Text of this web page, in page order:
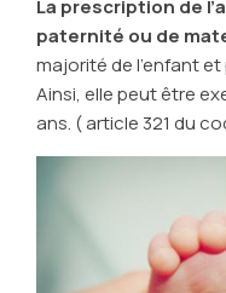
La prescription de
paternité ou de
majorité de l’enfant
Ainsi, elle peut être
ans. ( article 321 du